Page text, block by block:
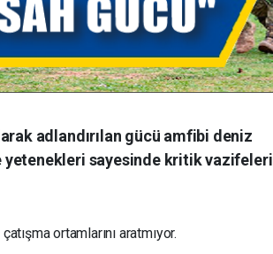
adlandırılan gücü amfibi deniz
yetenekleri sayesinde kritik vazifeleri
ortamlarını aratmıyor.